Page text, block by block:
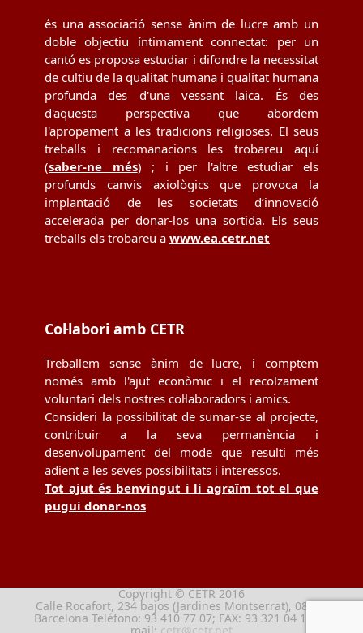
és una associació sense ànim de lucre amb un
doble objectiu íntimament connectat: per un
cantó es proposa estudiar i difondre la necessitat
de cultiu de la qualitat humana i qualitat humana
profunda des d'una vessant laica. És des
d'aquesta perspectiva que abordem
l'apropament a les tradicions religioses. El seus
treballs i recomanacions les trobareu aquí
(saber-ne més) ; i per l'altre estudiar els
profunds canvis axiològics que provoca la
implantació de les societats d’innovació
accelerada per donar-los una sortida. Els seus
treballs els trobareu a www.ea.cetr.net
Col·labori amb CETR
Treballem sense ànim de lucre, i comptem
només amb l'ajut econòmic i el recolzament
voluntari dels nostres col·laboradors i amics.
Consideri la possibilitat de sumar-se al projecte,
contribuir a la seva permanència i
desenvolupament del mode que resulti més
adient a les seves possibilitats i interessos.
Tot ajut és benvingut i li agraïm tot el que
pugui donar-nos
Copyright © CETR 2016
Calle Rocafort, 234 bajos (Jardines Montserrat), 08029
Barcelona Teléfono: 93 410 77 07; FAX: 93 321 04 13; e-
mail: cetr@cetr.net